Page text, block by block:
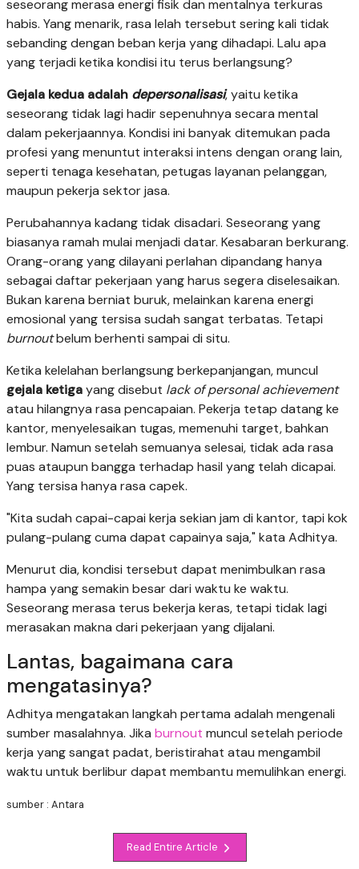
seseorang merasa energi fisik dan mentalnya terkuras
habis. Yang menarik, rasa lelah tersebut sering kali tidak
sebanding dengan beban kerja yang dihadapi. Lalu apa
yang terjadi ketika kondisi itu terus berlangsung?
Gejala kedua adalah depersonalisasi, yaitu ketika
seseorang tidak lagi hadir sepenuhnya secara mental
dalam pekerjaannya. Kondisi ini banyak ditemukan pada
profesi yang menuntut interaksi intens dengan orang lain,
seperti tenaga kesehatan, petugas layanan pelanggan,
maupun pekerja sektor jasa.
Perubahannya kadang tidak disadari. Seseorang yang
biasanya ramah mulai menjadi datar. Kesabaran berkurang.
Orang-orang yang dilayani perlahan dipandang hanya
sebagai daftar pekerjaan yang harus segera diselesaikan.
Bukan karena berniat buruk, melainkan karena energi
emosional yang tersisa sudah sangat terbatas. Tetapi
burnoutbelum berhenti sampai di situ.
Ketika kelelahan berlangsung berkepanjangan, muncul
gejala ketigayang disebut lack of personal achievement
atau hilangnya rasa pencapaian. Pekerja tetap datang ke
kantor, menyelesaikan tugas, memenuhi target, bahkan
lembur. Namun setelah semuanya selesai, tidak ada rasa
puas ataupun bangga terhadap hasil yang telah dicapai.
Yang tersisa hanya rasa capek.
"Kita sudah capai-capai kerja sekian jam di kantor, tapi kok
pulang-pulang cuma dapat capainya saja," kata Adhitya.
Menurut dia, kondisi tersebut dapat menimbulkan rasa
hampa yang semakin besar dari waktu ke waktu.
Seseorang merasa terus bekerja keras, tetapi tidak lagi
merasakan makna dari pekerjaan yang dijalani.
Lantas, bagaimana cara
mengatasinya?
Adhitya mengatakan langkah pertama adalah mengenali
sumber masalahnya. Jika burnout muncul setelah periode
kerja yang sangat padat, beristirahat atau mengambil
waktu untuk berlibur dapat membantu memulihkan energi.
sumber : Antara
Read Entire Article